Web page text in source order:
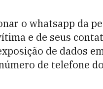
o whatsapp da
e de seus
de dados
de telefone